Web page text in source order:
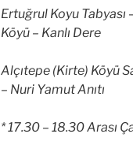
Ertuğrul Koyu Tabyası
Köyü – Kanlı Dere
Alçıtepe (Kirte) Köyü
– Nuri Yamut Anıtı
* 17.30 – 18.30 Arası